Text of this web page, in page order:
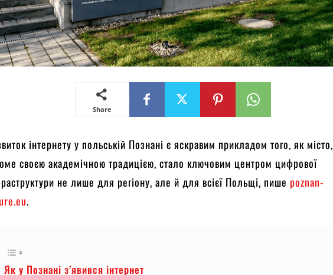
Share
інтернету у польській Познані є яскравим прикладом того, як місто,
своєю академічною традицією, стало ключовим центром цифрової
не лише для регіону, але й для всієї Польщі, пише poznan-
.
Як у Познані з’явився інтернет